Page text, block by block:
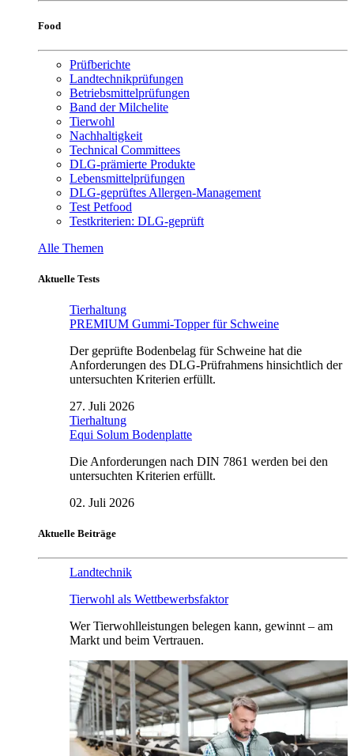
Food
Prüfberichte
Landtechnikprüfungen
Betriebsmittelprüfungen
Band der Milchelite
Tierwohl
Nachhaltigkeit
Technical Committees
DLG-prämierte Produkte
Lebensmittelprüfungen
DLG-geprüftes Allergen-Management
Test Petfood
Testkriterien: DLG-geprüft
Alle Themen
Aktuelle Tests
Tierhaltung
PREMIUM Gummi-Topper für Schweine
Der geprüfte Bodenbelag für Schweine hat die
Anforderungen des DLG-Prüfrahmens hinsichtlich der
untersuchten Kriterien erfüllt.
27. Juli 2026
Tierhaltung
Equi Solum Bodenplatte
Die Anforderungen nach DIN 7861 werden bei den
untersuchten Kriterien erfüllt.
02. Juli 2026
Aktuelle Beiträge
Landtechnik
Tierwohl als Wettbewerbsfaktor
Wer Tierwohlleistungen belegen kann, gewinnt – am
Markt und beim Vertrauen.